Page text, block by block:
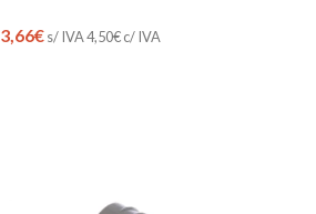
3,66€s/ IVA4,50€c/ IVA